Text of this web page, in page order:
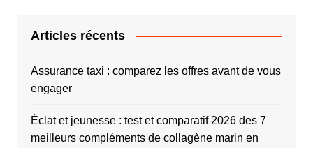
Articles récents
Assurance taxi : comparez les offres avant de vous
engager
Éclat et jeunesse : test et comparatif 2026 des 7
meilleurs compléments de collagène marin en